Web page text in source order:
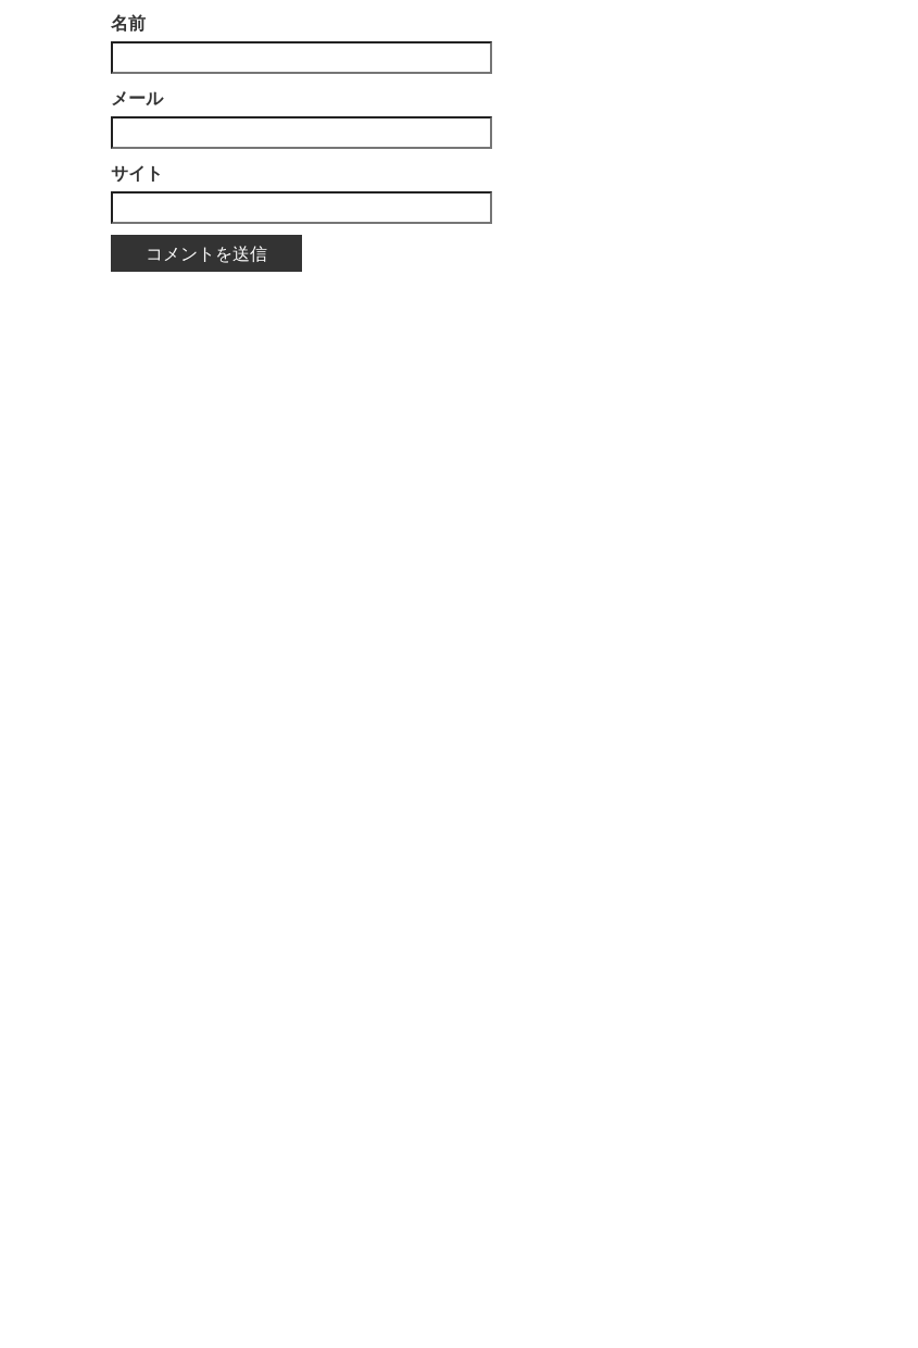
名前
メール
サイト